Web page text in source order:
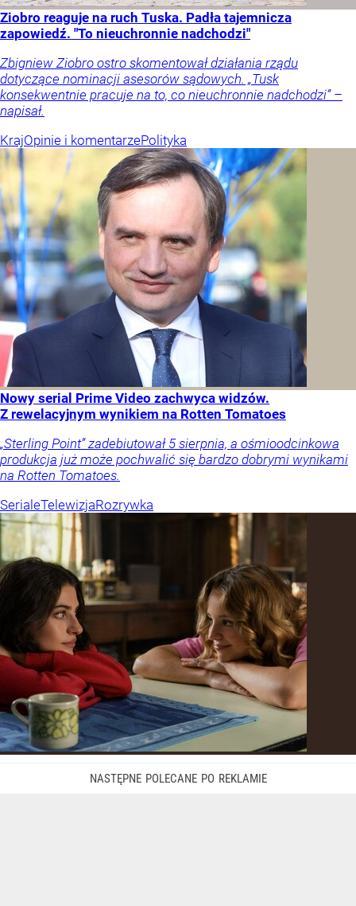
Ziobro reaguje na ruch Tuska. Padła tajemnicza
zapowiedź. "To nieuchronnie nadchodzi"
Zbigniew Ziobro ostro skomentował działania rządu
dotyczące nominacji asesorów sądowych. „Tusk
konsekwentnie pracuje na to, co nieuchronnie nadchodzi” –
napisał.
KrajOpinie i komentarzePolityka
Nowy serial Prime Video zachwyca widzów.
Z rewelacyjnym wynikiem na Rotten Tomatoes
„Sterling Point” zadebiutował 5 sierpnia, a ośmioodcinkowa
produkcja już może pochwalić się bardzo dobrymi wynikami
na Rotten Tomatoes.
SerialeTelewizjaRozrywka